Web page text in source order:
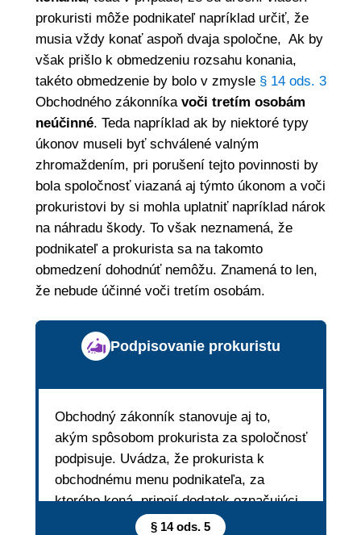
prokuristi môže podnikateľ napríklad určiť, že
musia vždy konať aspoň dvaja spoločne, Ak by
však prišlo k obmedzeniu rozsahu konania,
takéto obmedzenie by bolo v zmysle § 14 ods. 3
Obchodného zákonníka voči tretím osobám
neúčinné. Teda napríklad ak by niektoré typy
úkonov museli byť schválené valným
zhromaždením, pri porušení tejto povinnosti by
bola spoločnosť viazaná aj týmto úkonom a voči
prokuristovi by si mohla uplatniť napríklad nárok
na náhradu škody. To však neznamená, že
podnikateľ a prokurista sa na takomto
obmedzení dohodnúť nemôžu. Znamená to len,
že nebude účinné voči tretím osobám.
Podpisovanie prokuristu
Obchodný zákonník stanovuje aj to,
akým spôsobom prokurista za spoločnosť
podpisuje. Uvádza, že prokurista k
obchodnému menu podnikateľa, za
ktorého koná, pripojí dodatok označujúci
prokúru a svoj podpis.
§ 14 ods. 5